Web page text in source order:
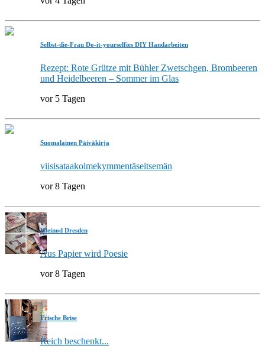
Selbst-die-Frau Do-it-yourselfies DIY Handarbeiten
Rezept: Rote Grütze mit Bühler Zwetschgen, Brombeeren
und Heidelbeeren – Sommer im Glas
vor 5 Tagen
Suomalainen Päiväkirja
viisisataakolmekymmentäseitsemän
vor 8 Tagen
Kleinod Dresden
Aus Papier wird Poesie
vor 8 Tagen
Frische Brise
Reich beschenkt...